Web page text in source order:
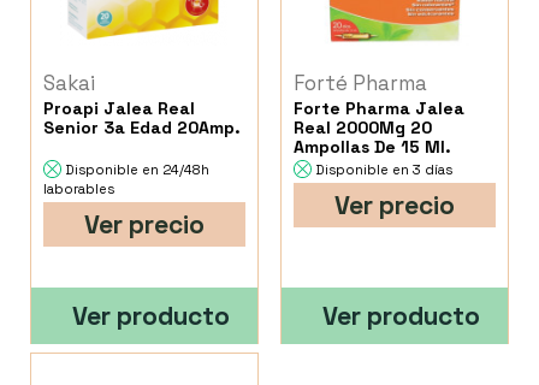
Sakai
Proapi Jalea Real
Senior 3a Edad 20Amp.
Disponible en 24/48h
laborables
Ver precio
Ver producto
Forté Pharma
Forte Pharma Jalea
Real 2000Mg 20
Ampollas De 15 Ml.
Disponible en 3 días
Ver precio
Ver producto